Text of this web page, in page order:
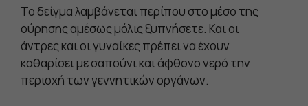
Το δείγμα λαμβάνεται περίπου στο μέσο της
ούρησης αμέσως μόλις ξυπνήσετε. Και οι
άντρες και οι γυναίκες πρέπει να έχουν
καθαρίσει με σαπούνι και άφθονο νερό την
περιοχή των γεννητικών οργάνων.